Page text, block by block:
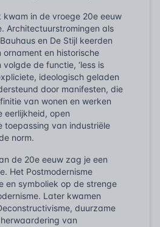
in de vroege 20e eeuw
Architectuurstromingen als
en De Stijl keerden
en historische
de functie, ‘less is
ideologisch geladen
door manifesten, die
van wonen en werken
eerlijkheid, open
toepassing van industriële
norm.
de 20e eeuw zag je een
Het Postmodernisme
en symboliek op de strenge
Later kwamen
duurzame
van